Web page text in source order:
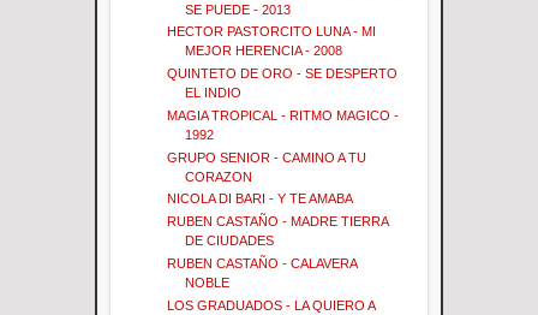
SE PUEDE - 2013
HECTOR PASTORCITO LUNA - MI
MEJOR HERENCIA - 2008
QUINTETO DE ORO - SE DESPERTO
EL INDIO
MAGIA TROPICAL - RITMO MAGICO -
1992
GRUPO SENIOR - CAMINO A TU
CORAZON
NICOLA DI BARI - Y TE AMABA
RUBEN CASTAÑO - MADRE TIERRA
DE CIUDADES
RUBEN CASTAÑO - CALAVERA
NOBLE
LOS GRADUADOS - LA QUIERO A